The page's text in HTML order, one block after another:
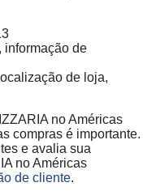
informação de
de loja,
no Américas
compras é importante.
e avalia sua
no Américas
de cliente.